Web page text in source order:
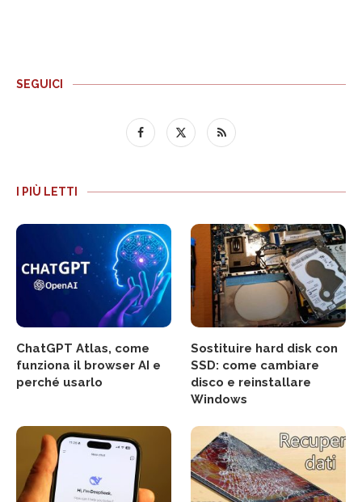
SEGUICI
I PIÙ LETTI
ChatGPT Atlas, come
funziona il browser AI e
perché usarlo
Sostituire hard disk con
SSD: come cambiare
disco e reinstallare
Windows